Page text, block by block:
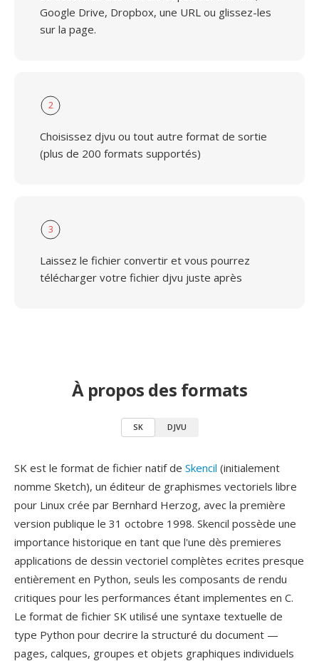
Google Drive, Dropbox, une URL ou glissez-les
sur la page.
2
Choisissez djvu ou tout autre format de sortie
(plus de 200 formats supportés)
3
Laissez le fichier convertir et vous pourrez
télécharger votre fichier djvu juste après
À propos des formats
SK DJVU
SK est le format de fichier natif de Skencil (initialement
nomme Sketch), un éditeur de graphismes vectoriels libre
pour Linux crée par Bernhard Herzog, avec la première
version publique le 31 octobre 1998. Skencil possède une
importance historique en tant que l'une dès premieres
applications de dessin vectoriel complètes ecrites presque
entièrement en Python, seuls les composants de rendu
critiques pour les performances étant implementes en C.
Le format de fichier SK utilisé une syntaxe textuelle de
type Python pour decrire la structuré du document —
pages, calques, groupes et objets graphiques individuels